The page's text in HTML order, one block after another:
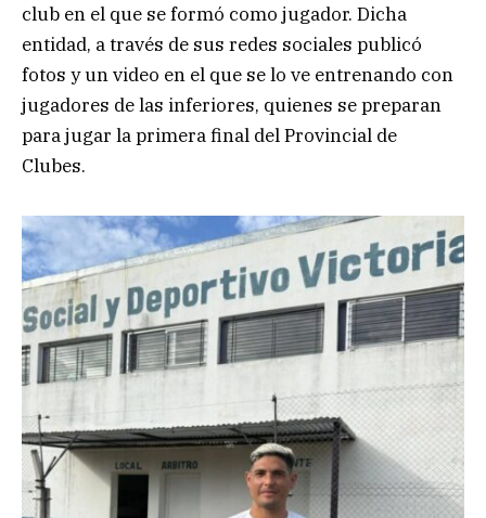
club en el que se formó como jugador. Dicha
entidad, a través de sus redes sociales publicó
fotos y un video en el que se lo ve entrenando con
jugadores de las inferiores, quienes se preparan
para jugar la primera final del Provincial de
Clubes.